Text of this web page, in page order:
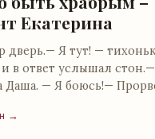
Екатерина
дверь.— Я тут! —
в ответ услышал
Даша. — Я боюсь!—
→